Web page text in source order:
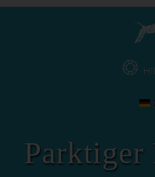
Parktiger